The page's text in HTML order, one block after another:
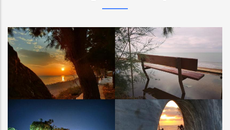
ΚΟΥΡΟΥΤΑ ΚΟΥΡΟΥΤΑ